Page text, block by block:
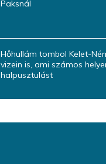
Paksnál
Hőhullám tombol Kelet-
vizein is, ami számos
halpusztulást